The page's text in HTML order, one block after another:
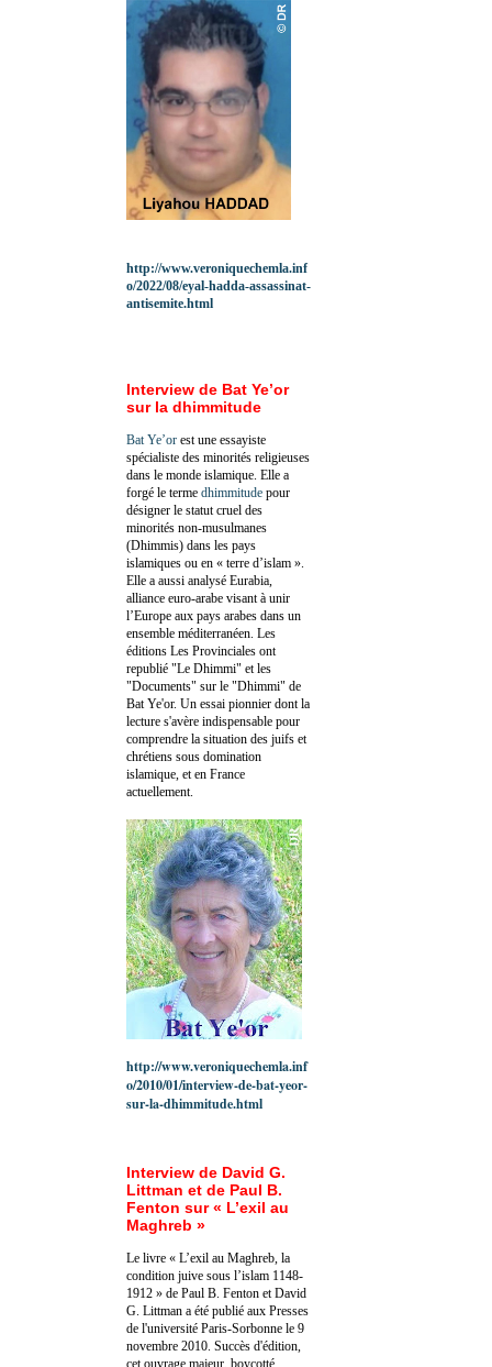
http://www.veroniquechemla.inf
o/2022/08/eyal-hadda-assassinat-
antisemite.html
Interview de Bat Ye’or
sur la dhimmitude
Bat Ye’or est une essayiste
spécialiste des minorités religieuses
dans le monde islamique. Elle a
forgé le terme dhimmitude pour
désigner le statut cruel des
minorités non-musulmanes
(Dhimmis) dans les pays
islamiques ou en « terre d’islam ».
Elle a aussi analysé Eurabia,
alliance euro-arabe visant à unir
l’Europe aux pays arabes dans un
ensemble méditerranéen. Les
éditions Les Provinciales ont
republié "Le Dhimmi" et les
"Documents" sur le "Dhimmi" de
Bat Ye'or. Un essai pionnier dont la
lecture s'avère indispensable pour
comprendre la situation des juifs et
chrétiens sous domination
islamique, et en France
actuellement.
http://www.veroniquechemla.inf
o/2010/01/interview-de-bat-yeor-
sur-la-dhimmitude.html
Interview de David G.
Littman et de Paul B.
Fenton sur « L’exil au
Maghreb »
Le livre « L’exil au Maghreb, la
condition juive sous l’islam 1148-
1912 » de Paul B. Fenton et David
G. Littman a été publié aux Presses
de l'université Paris-Sorbonne le 9
novembre 2010. Succès d'édition,
cet ouvrage majeur, boycotté